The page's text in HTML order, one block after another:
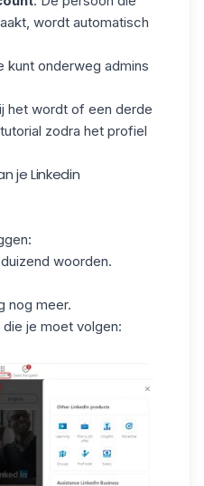
wordt automatisch
kunt onderweg admins
het wordt of een derde
zodra het profiel
je Linkedin
woorden.
nog meer.
je moet volgen: